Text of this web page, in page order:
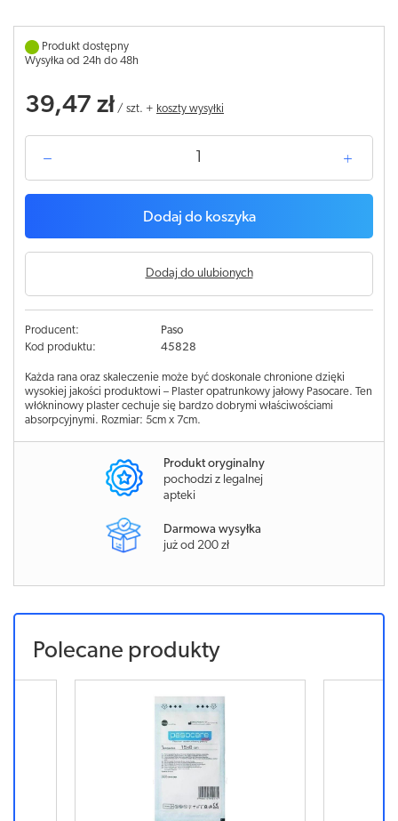
Produkt dostępny
Wysyłka od 24h do 48h
39,47 zł / szt. + koszty wysyłki
Dodaj do koszyka
Dodaj do ulubionych
Producent:
Paso
Kod produktu:
45828
Każda rana oraz skaleczenie może być doskonale chronione dzięki
wysokiej jakości produktowi – Plaster opatrunkowy jałowy Pasocare. Ten
włókninowy plaster cechuje się bardzo dobrymi właściwościami
absorpcyjnymi. Rozmiar: 5cm x 7cm.
Produkt oryginalny
pochodzi z legalnej
apteki
Darmowa wysyłka
już od 200 zł
Polecane produkty